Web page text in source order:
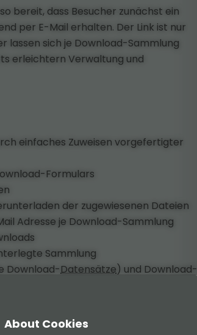
bereit, dass Besucher zunächst ein
per E-Mail erhalten. Der Link ist nur
lassen sich je Download-Sammlung
erleichtern Verwaltung und
einfaches Zuweisen vorgefertigter
Formulars
der zugewiesenen Dateien
Adresse je Download-Sammlung
Sammlung
Download-Datensätze) und Download-
einfacher Kontakte zu sammeln
About Cookies